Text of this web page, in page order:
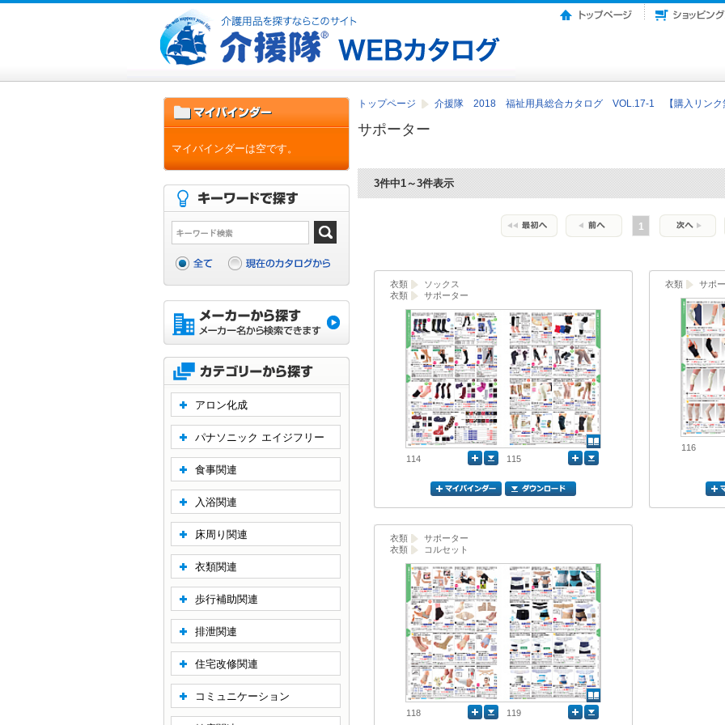
トップページ 介援隊 2018 福祉用具総合カタログ VOL.17-1 【購入リンク
サポーター
3件中1～3件表示
1
衣類
ソックス
衣類
サポーター
114 115
衣類 サポ
116
衣類
サポーター
衣類
コルセット
118 119
マイバインダーは空です。
アロン化成
パナソニック エイジフリー
食事関連
入浴関連
床周り関連
衣類関連
歩行補助関連
排泄関連
住宅改修関連
コミュニケーション